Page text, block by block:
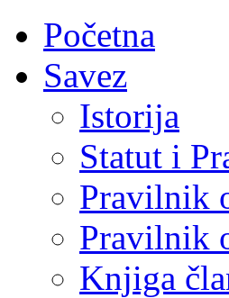
Početna
Savez
Istorija
Statut i
Pravilnik
Pravilnik
Knjiga